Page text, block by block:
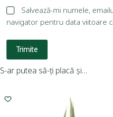
Salvează-mi numele,
navigator pentru data viitoare
Trimite
S-ar putea să-ți placă și…